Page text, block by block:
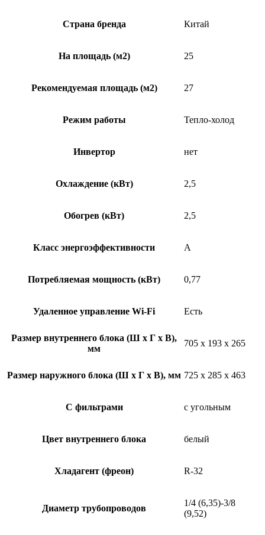
Страна бренда Китай
На площадь (м2) 25
Рекомендуемая площадь (м2) 27
Режим работы Тепло-холод
Инвертор нет
Охлаждение (кВт) 2,5
Обогрев (кВт) 2,5
Класс энергоэффективности A
Потребляемая мощность (кВт) 0,77
Удаленное управление Wi-Fi Есть
Размер внутреннего блока (Ш x Г x В),
мм
705 x 193 x 265
Размер наружного блока (Ш x Г x В), мм 725 x 285 x 463
С фильтрами с угольным
Цвет внутреннего блока белый
Хладагент (фреон) R-32
Диаметр трубопроводов
1/4 (6,35)-3/8
(9,52)